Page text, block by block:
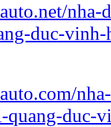
nha-
duc-vinh-
quang-duc-